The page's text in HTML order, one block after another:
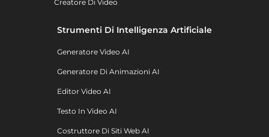
Creatore Di Video
Strumenti Di Intelligenza Artificiale
Generatore Video AI
Generatore Di Animazioni AI
Editor Video AI
Testo In Video AI
Costruttore Di Siti Web AI